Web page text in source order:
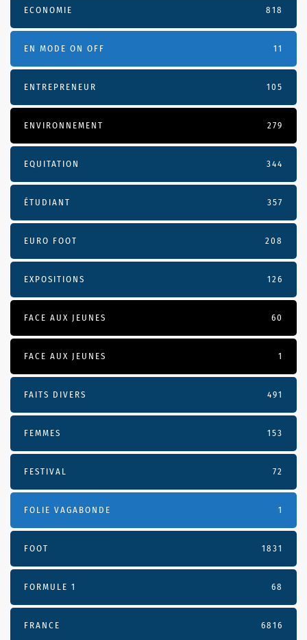
ECONOMIE 818
EN MODE ON OFF 11
ENTREPRENEUR 105
ENVIRONNEMENT 279
EQUITATION 344
ÉTUDIANT 357
EURO FOOT 208
EXPOSITIONS 126
FACE AUX JEUNES 60
FACE AUX JEUNES 1
FAITS DIVERS 491
FEMMES 153
FESTIVAL 72
FOLIE VAGABONDE 1
FOOT 1831
FORMULE 1 68
FRANCE 6816